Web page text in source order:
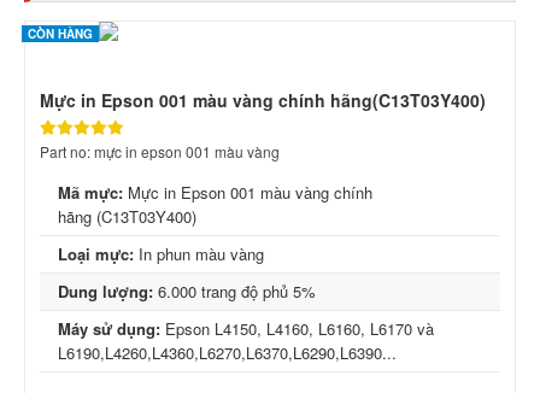
CÒN HÀNG
Mực in Epson 001 màu vàng chính hãng(C13T03Y400)
Part no: mực in epson 001 màu vàng
Mã mực: Mực in Epson 001 màu vàng chính
hãng (C13T03Y400)
Loại mực: In phun màu vàng
Dung lượng: 6.000 trang độ phủ 5%
Máy sử dụng: Epson L4150, L4160, L6160, L6170 và
L6190,L4260,L4360,L6270,L6370,L6290,L6390...